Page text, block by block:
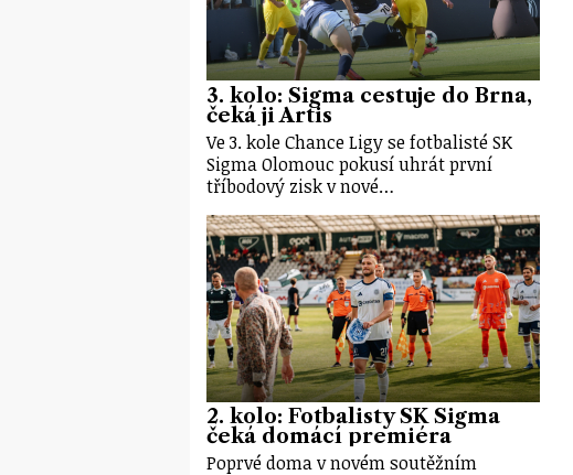
3. kolo: Sigma cestuje do Brna,
čeká ji Artis
Ve 3. kole Chance Ligy se fotbalisté SK
Sigma Olomouc pokusí uhrát první
tříbodový zisk v nové…
2. kolo: Fotbalisty SK Sigma
čeká domácí premiéra
Poprvé doma v novém soutěžním